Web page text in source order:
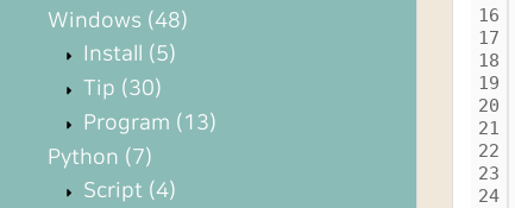
Windows (48)
Install (5)
Tip (30)
Program (13)
Python (7)
Script (4)
16
17
18
19
20
21
22
23
24